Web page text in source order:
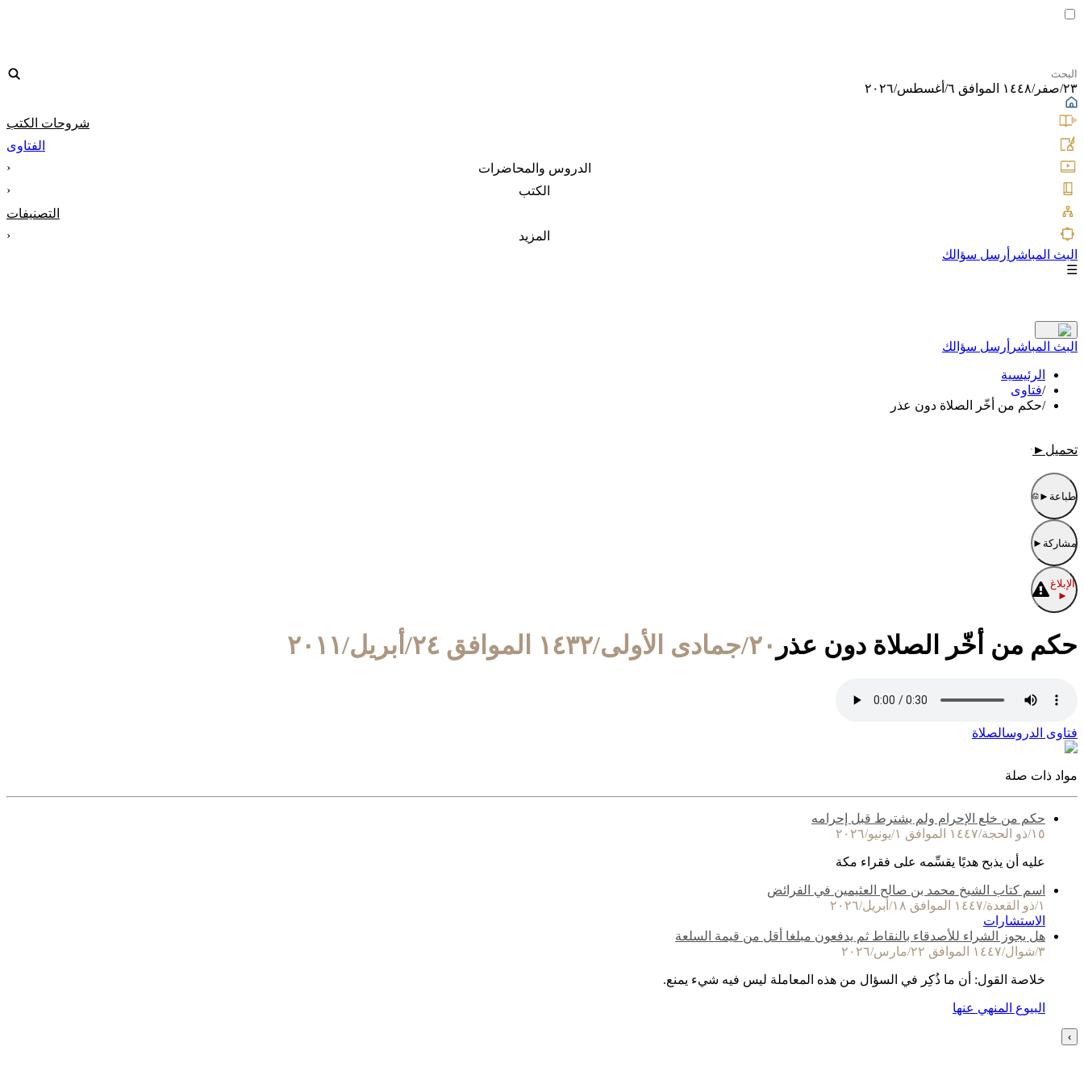
٢٣/صفر/١٤٤٨ الموافق ٦/أغسطس/٢٠٢٦
شروحات الكتب
الفتاوى
الدروس والمحاضرات
‹
الكتب
‹
التصنيفات
المزيد
‹
البث المباشر أرسل سؤالك
☰
البث المباشر أرسل سؤالك
الرئيسية
/فتاوى
/حكم من أخّر الصلاة دون عذر
تحميل ►
طباعة ►
مشاركة ►
الإبلاغ
►
حكم من أخّر الصلاة دون عذر ٢٠/جمادى الأولى/١٤٣٢ الموافق ٢٤/أبريل/٢٠١١
فتاوى الدروسالصلاة
مواد ذات صلة
حكم من خلع الإحرام ولم يشترط قبل إحرامه
١٥/ذو الحجة/١٤٤٧ الموافق ١/يونيو/٢٠٢٦
عليه أن يذبح هديًا يقسِّمه على فقراء مكة
اسم كتاب الشيخ محمد بن صالح العثيمين في الفرائض
١/ذو القعدة/١٤٤٧ الموافق ١٨/أبريل/٢٠٢٦
الاستشارات
هل يجوز الشراء للأصدقاء بالنقاط ثم يدفعون مبلغا أقل من قيمة السلعة
٣/شوال/١٤٤٧ الموافق ٢٢/مارس/٢٠٢٦
خلاصة القول: أن ما ذُكِر في السؤال من هذه المعاملة ليس فيه شيء يمنع.
البيوع المنهي عنها
›